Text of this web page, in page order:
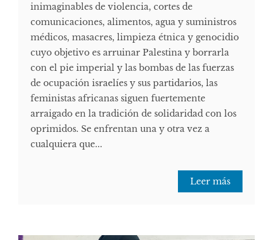
inimaginables de violencia, cortes de
comunicaciones, alimentos, agua y suministros
médicos, masacres, limpieza étnica y genocidio
cuyo objetivo es arruinar Palestina y borrarla
con el pie imperial y las bombas de las fuerzas
de ocupación israelíes y sus partidarios, las
feministas africanas siguen fuertemente
arraigado en la tradición de solidaridad con los
oprimidos. Se enfrentan una y otra vez a
cualquiera que...
Leer más